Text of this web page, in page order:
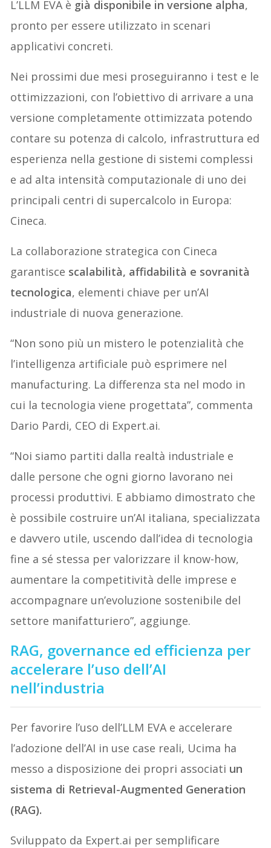
L’LLM EVA è già disponibile in versione alpha,
pronto per essere utilizzato in scenari
applicativi concreti.
Nei prossimi due mesi proseguiranno i test e le
ottimizzazioni, con l’obiettivo di arrivare a una
versione completamente ottimizzata potendo
contare su potenza di calcolo, infrastruttura ed
esperienza nella gestione di sistemi complessi
e ad alta intensità computazionale di uno dei
principali centri di supercalcolo in Europa:
Cineca.
La collaborazione strategica con Cineca
garantisce scalabilità, affidabilità e sovranità
tecnologica, elementi chiave per un’AI
industriale di nuova generazione.
“Non sono più un mistero le potenzialità che
l’intelligenza artificiale può esprimere nel
manufacturing. La differenza sta nel modo in
cui la tecnologia viene progettata”, commenta
Dario Pardi, CEO di Expert.ai.
“Noi siamo partiti dalla realtà industriale e
dalle persone che ogni giorno lavorano nei
processi produttivi. E abbiamo dimostrato che
è possibile costruire un’AI italiana, specializzata
e davvero utile, uscendo dall’idea di tecnologia
fine a sé stessa per valorizzare il know-how,
aumentare la competitività delle imprese e
accompagnare un’evoluzione sostenibile del
settore manifatturiero”, aggiunge.
RAG, governance ed efficienza per
accelerare l’uso dell’AI
nell’industria
Per favorire l’uso dell’LLM EVA e accelerare
l’adozione dell’AI in use case reali, Ucima ha
messo a disposizione dei propri associati un
sistema di Retrieval-Augmented Generation
(RAG).
Sviluppato da Expert.ai per semplificare